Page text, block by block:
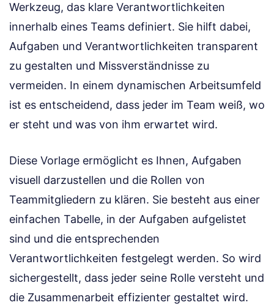
Werkzeug, das klare Verantwortlichkeiten
innerhalb eines Teams definiert. Sie hilft dabei,
Aufgaben und Verantwortlichkeiten transparent
zu gestalten und Missverständnisse zu
vermeiden. In einem dynamischen Arbeitsumfeld
ist es entscheidend, dass jeder im Team weiß, wo
er steht und was von ihm erwartet wird.
Diese Vorlage ermöglicht es Ihnen, Aufgaben
visuell darzustellen und die Rollen von
Teammitgliedern zu klären. Sie besteht aus einer
einfachen Tabelle, in der Aufgaben aufgelistet
sind und die entsprechenden
Verantwortlichkeiten festgelegt werden. So wird
sichergestellt, dass jeder seine Rolle versteht und
die Zusammenarbeit effizienter gestaltet wird.